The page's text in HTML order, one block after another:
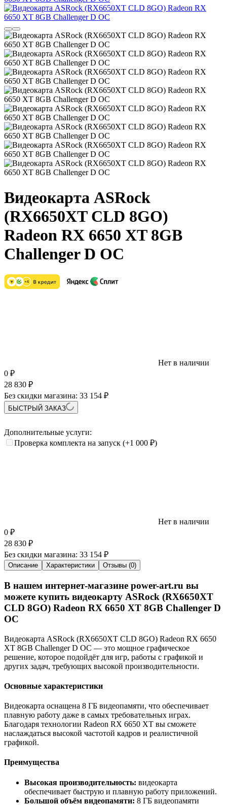
Видеокарта ASRock
(RX6650XT CLD 8GO)
Radeon RX 6650 XT 8GB
Challenger D OC
Нет в наличии
0 ₽
28 830 ₽
Без скидки магазина: 33 154 ₽
БЫСТРЫЙ ЗАКАЗ
Дополнительные услуги:
Проверка комплекта на запуск (+1 000 ₽)
Нет в наличии
0 ₽
28 830 ₽
Без скидки магазина: 33 154 ₽
Описание Характеристики Отзывы (0)
В нашем интернет-магазине power-art.ru вы
можете купить видеокарту ASRock (RX6650XT
CLD 8GO) Radeon RX 6650 XT 8GB Challenger D
OC
Видеокарта ASRock (RX6650XT CLD 8GO) Radeon RX 6650
XT 8GB Challenger D OC — это мощное графическое
решение, которое подойдёт для игр, работы с графикой и
других задач, требующих высокой производительности.
Основные характеристики
Видеокарта оснащена 8 ГБ видеопамяти, что обеспечивает
плавную работу даже в самых требовательных играх.
Благодаря технологии Radeon RX 6650 XT вы сможете
наслаждаться высокой частотой кадров и реалистичной
графикой.
Преимущества
Высокая производительность: видеокарта
обеспечивает быструю и плавную работу приложений.
Большой объём видеопамяти: 8 ГБ видеопамяти